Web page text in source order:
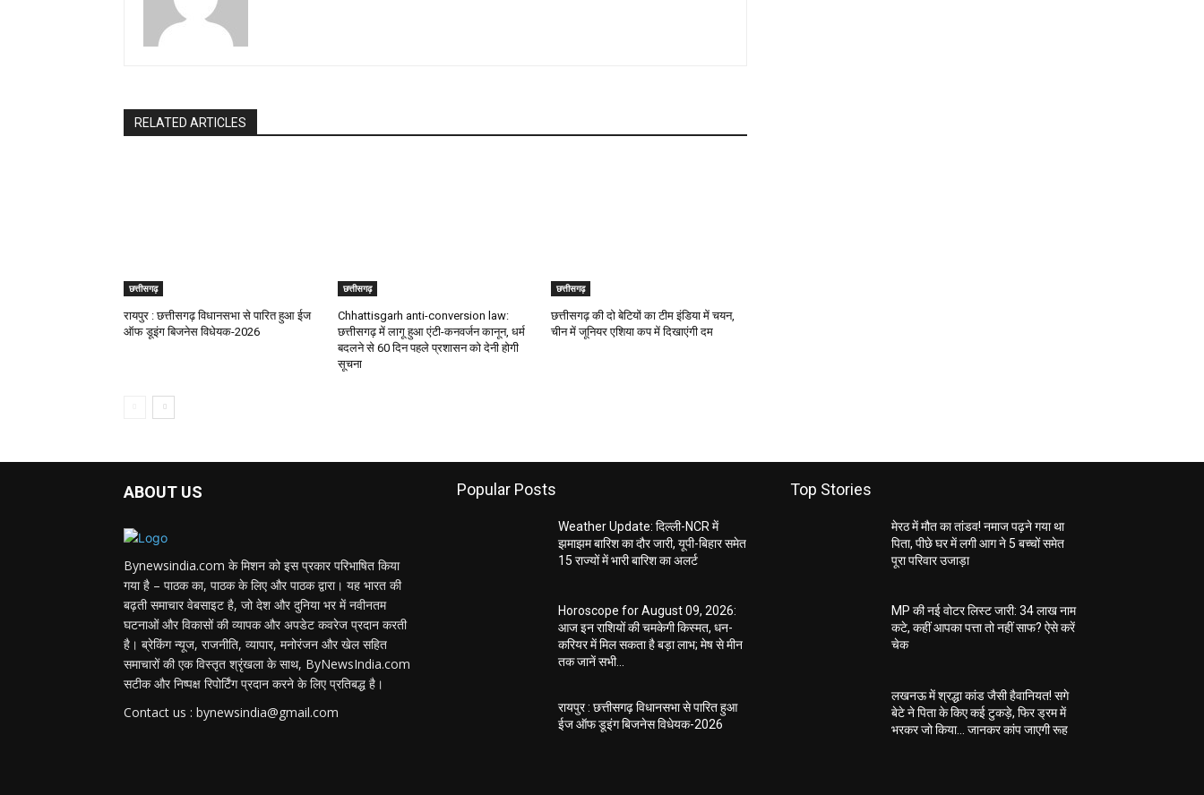
RELATED ARTICLES
छत्तीसगढ़
रायपुर : छत्तीसगढ़ विधानसभा से पारित हुआ ईज
ऑफ डूइंग बिजनेस विधेयक-2026
छत्तीसगढ़
Chhattisgarh anti-conversion law:
छत्तीसगढ़ में लागू हुआ एंटी-कनवर्जन कानून, धर्म
बदलने से 60 दिन पहले प्रशासन को देनी होगी
सूचना
छत्तीसगढ़
छत्तीसगढ़ की दो बेटियों का टीम इंडिया में चयन,
चीन में जूनियर एशिया कप में दिखाएंगी दम
ABOUT US
Bynewsindia.com के मिशन को इस प्रकार परिभाषित किया
गया है – पाठक का, पाठक के लिए और पाठक द्वारा। यह भारत की
बढ़ती समाचार वेबसाइट है, जो देश और दुनिया भर में नवीनतम
घटनाओं और विकासों की व्यापक और अपडेट कवरेज प्रदान करती
है। ब्रेकिंग न्यूज, राजनीति, व्यापार, मनोरंजन और खेल सहित
समाचारों की एक विस्तृत श्रृंखला के साथ, ByNewsIndia.com
सटीक और निष्पक्ष रिपोर्टिंग प्रदान करने के लिए प्रतिबद्ध है।
Contact us : bynewsindia@gmail.com
Popular Posts
Weather Update: दिल्ली-NCR में
झमाझम बारिश का दौर जारी, यूपी-बिहार समेत
15 राज्यों में भारी बारिश का अलर्ट
Horoscope for August 09, 2026:
आज इन राशियों की चमकेगी किस्मत, धन-
करियर में मिल सकता है बड़ा लाभ; मेष से मीन
तक जानें सभी...
रायपुर : छत्तीसगढ़ विधानसभा से पारित हुआ
ईज ऑफ डूइंग बिजनेस विधेयक-2026
Top Stories
मेरठ में मौत का तांडव! नमाज पढ़ने गया था
पिता, पीछे घर में लगी आग ने 5 बच्चों समेत
पूरा परिवार उजाड़ा
MP की नई वोटर लिस्ट जारी: 34 लाख नाम
कटे, कहीं आपका पत्ता तो नहीं साफ? ऐसे करें
चेक
लखनऊ में श्रद्धा कांड जैसी हैवानियत! सगे
बेटे ने पिता के किए कई टुकड़े, फिर ड्रम में
भरकर जो किया… जानकर कांप जाएगी रूह